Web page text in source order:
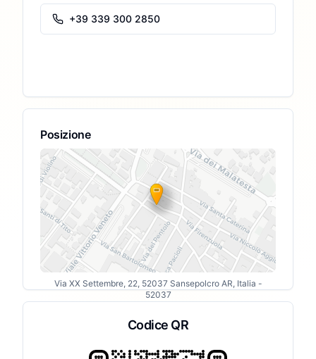
+39 339 300 2850
Posizione
Via XX Settembre, 22, 52037 Sansepolcro AR, Italia -
52037
Codice QR